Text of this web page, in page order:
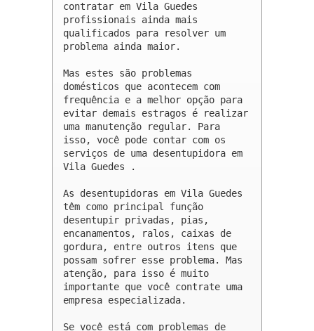
contratar em Vila Guedes
profissionais ainda mais
qualificados para resolver um
problema ainda maior.
Mas estes são problemas
domésticos que acontecem com
frequência e a melhor opção para
evitar demais estragos é realizar
uma manutenção regular. Para
isso, você pode contar com os
serviços de uma desentupidora em
Vila Guedes .
As desentupidoras em Vila Guedes
têm como principal função
desentupir privadas, pias,
encanamentos, ralos, caixas de
gordura, entre outros itens que
possam sofrer esse problema. Mas
atenção, para isso é muito
importante que você contrate uma
empresa especializada.
Se você está com problemas de